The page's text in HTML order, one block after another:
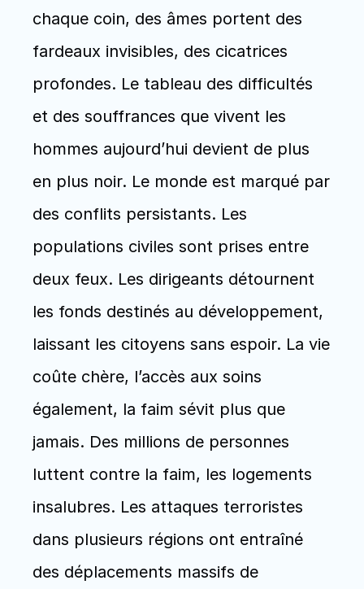
chaque coin, des âmes portent des
fardeaux invisibles, des cicatrices
profondes. Le tableau des difficultés
et des souffrances que vivent les
hommes aujourd’hui devient de plus
en plus noir. Le monde est marqué par
des conflits persistants. Les
populations civiles sont prises entre
deux feux. Les dirigeants détournent
les fonds destinés au développement,
laissant les citoyens sans espoir. La vie
coûte chère, l’accès aux soins
également, la faim sévit plus que
jamais. Des millions de personnes
luttent contre la faim, les logements
insalubres. Les attaques terroristes
dans plusieurs régions ont entraîné
des déplacements massifs de